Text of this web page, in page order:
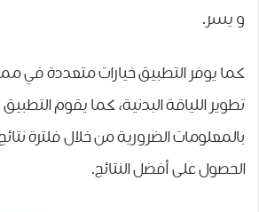
و يسر.
كما يوفر التطبيق خيارات متعددة في
تطوير اللياقة البدنية، كما يقوم
بالمعلومات الضرورية من خلال فلترة
الحصول على أفضل النتائج.